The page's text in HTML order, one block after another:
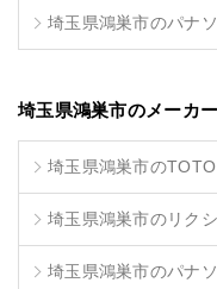
埼玉県鴻巣市のパナ
埼玉県鴻巣市のメーカ
埼玉県鴻巣市の
埼玉県鴻巣市のリク
埼玉県鴻巣市のパナ